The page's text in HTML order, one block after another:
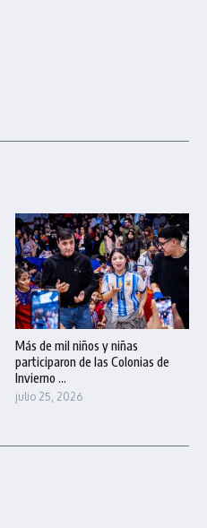
Más de mil niños y niñas
participaron de las Colonias de
Invierno ...
julio 25, 2026